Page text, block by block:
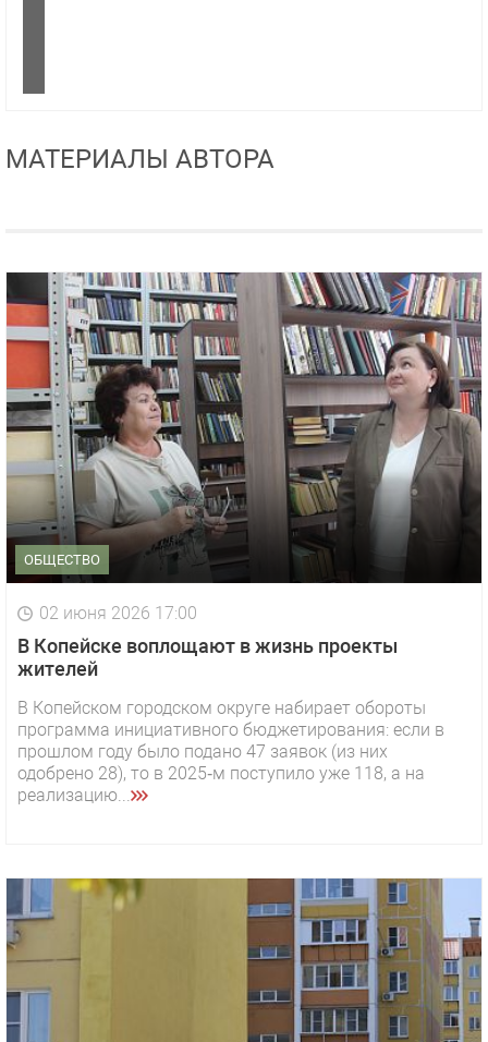
МАТЕРИАЛЫ АВТОРА
ОБЩЕСТВО
02 июня 2026 17:00
В Копейске воплощают в жизнь проекты
жителей
В Копейском городском округе набирает обороты
программа инициативного бюджетирования: если в
прошлом году было подано 47 заявок (из них
одобрено 28), то в 2025‑м поступило уже 118, а на
реализацию...